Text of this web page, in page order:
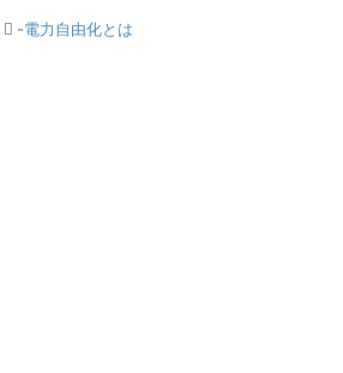
-電力自由化とは